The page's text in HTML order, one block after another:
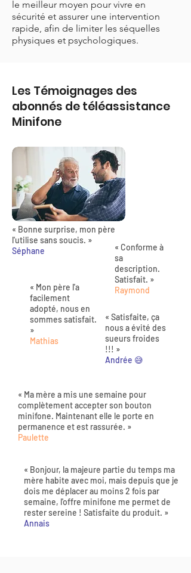
le meilleur moyen pour vivre en
sécurité et assurer une intervention
rapide, afin de limiter les séquelles
physiques et psychologiques.
Les Témoignages des
abonnés de téléassistance
Minifone
« Bonne surprise, mon père
l'utilise sans soucis. »
Séphane
« Mon père l'a
facilement
adopté, nous en
sommes satisfait.
»
Mathias
« Conforme à
sa
description.
Satisfait. »
Raymond
« Satisfaite, ça
nous a évité des
sueurs froides
!!! »
Andrée 😅
« Ma mère a mis une semaine pour
complètement accepter son bouton
minifone. Maintenant elle le porte en
permanence et est rassurée. »
Paulette
« Bonjour, la majeure partie du temps ma
mère habite avec moi, mais depuis que je
dois me déplacer au moins 2 fois par
semaine, l'offre minifone me permet de
rester sereine ! Satisfaite du produit. »
Annais